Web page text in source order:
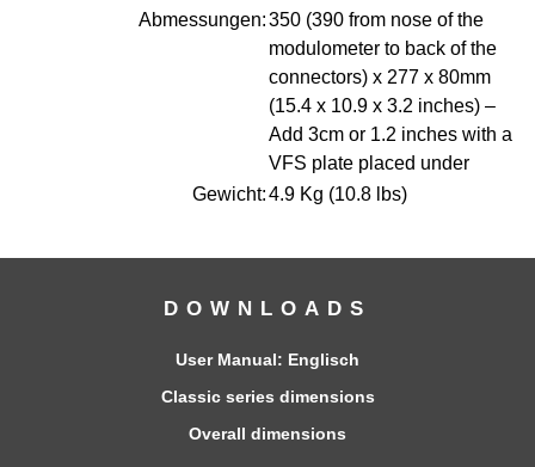
Abmessungen:350 (390 from nose of the
modulometer to back of the
connectors) x 277 x 80mm
(15.4 x 10.9 x 3.2 inches) –
Add 3cm or 1.2 inches with a
VFS plate placed under
Gewicht:4.9 Kg (10.8 lbs)
DOWNLOADS
User Manual: Englisch
Classic series dimensions
Overall dimensions